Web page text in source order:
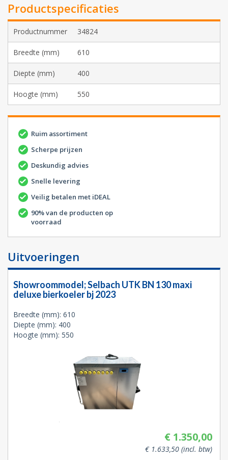
Productspecificaties
Productnummer 34824
Breedte (mm) 610
Diepte (mm) 400
Hoogte (mm) 550
Ruim assortiment
Scherpe prijzen
Deskundig advies
Snelle levering
Veilig betalen met iDEAL
90% van de producten op
voorraad
Uitvoeringen
Showroommodel; Selbach UTK BN 130 maxi
deluxe bierkoeler bj 2023
Breedte (mm): 610
Diepte (mm): 400
Hoogte (mm): 550
€ 1.350,00
€ 1.633,50 (incl. btw)